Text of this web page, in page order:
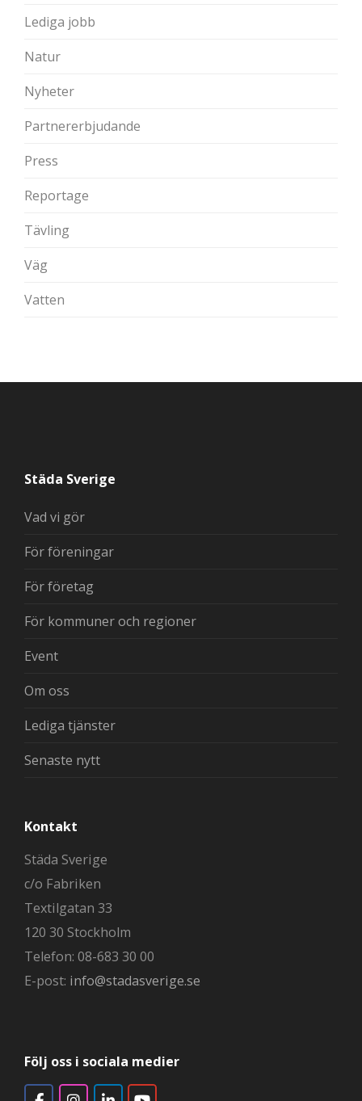
Lediga jobb
Natur
Nyheter
Partnererbjudande
Press
Reportage
Tävling
Väg
Vatten
Städa Sverige
Vad vi gör
För föreningar
För företag
För kommuner och regioner
Event
Om oss
Lediga tjänster
Senaste nytt
Kontakt
Städa Sverige
c/o Fabriken
Textilgatan 33
120 30 Stockholm
Telefon: 08-683 30 00
E-post: info@stadasverige.se
Följ oss i sociala medier